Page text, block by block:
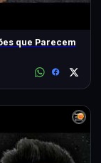
que Parecem